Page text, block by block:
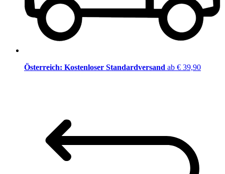
Österreich: Kostenloser Standardversand ab € 39,90